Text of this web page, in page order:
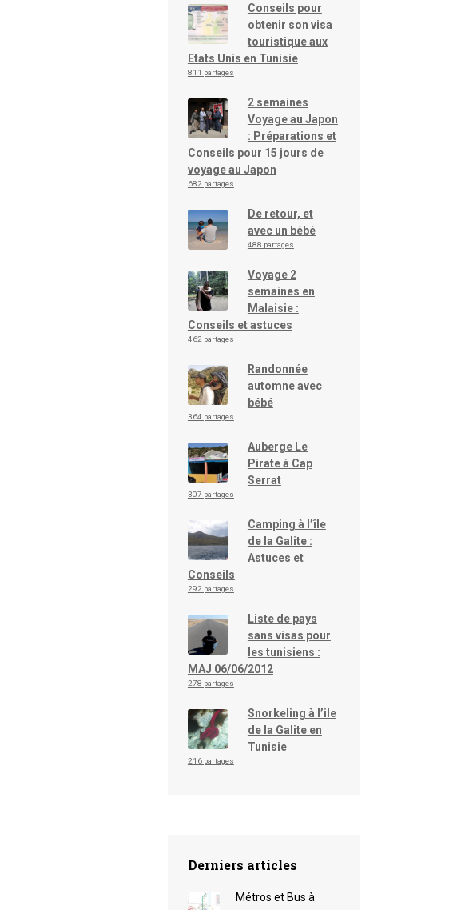
Conseils pour
obtenir son visa
touristique aux
Etats Unis en Tunisie
811 partages
2 semaines
Voyage au Japon
: Préparations et
Conseils pour 15 jours de
voyage au Japon
682 partages
De retour, et
avec un bébé
488 partages
Voyage 2
semaines en
Malaisie :
Conseils et astuces
462 partages
Randonnée
automne avec
bébé
364 partages
Auberge Le
Pirate à Cap
Serrat
307 partages
Camping à l’île
de la Galite :
Astuces et
Conseils
292 partages
Liste de pays
sans visas pour
les tunisiens :
MAJ 06/06/2012
278 partages
Snorkeling à l’ile
de la Galite en
Tunisie
216 partages
Derniers articles
Métros et Bus à